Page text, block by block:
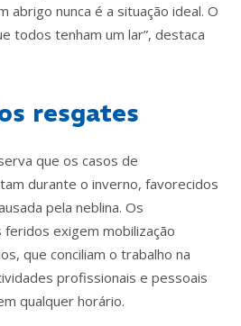
abrigo nunca é a situação ideal. O
todos tenham um lar”, destaca
resgates
que os casos de
durante o inverno, favorecidos
pela neblina. Os
exigem mobilização
que conciliam o trabalho na
profissionais e pessoais
qualquer horário.